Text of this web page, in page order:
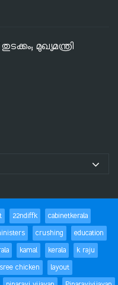
മുഖ്യമന്ത്രി
22ndiffk
cabinetkerala
crushing
education
kamal kerala
k raju
chicken
layout